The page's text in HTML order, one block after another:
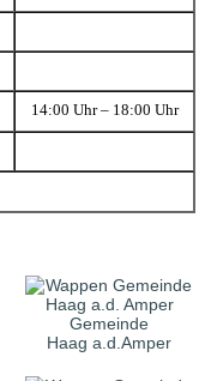
14:00 Uhr – 18:00 Uhr
Gemeinde
Haag a.d.Amper